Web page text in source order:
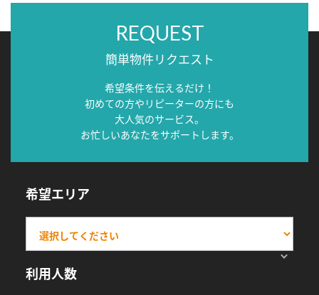
REQUEST
簡単物件リクエスト
希望条件を伝えるだけ！
初めての方やリピーターの方にも
大人気のサービス。
お忙しいあなたをサポートします。
希望エリア
利用人数